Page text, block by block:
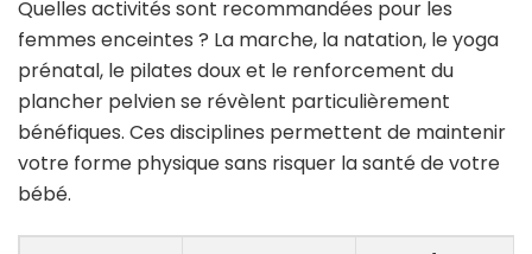
Quelles activités sont recommandées pour les
femmes enceintes ? La marche, la natation, le yoga
prénatal, le pilates doux et le renforcement du
plancher pelvien se révèlent particulièrement
bénéfiques. Ces disciplines permettent de maintenir
votre forme physique sans risquer la santé de votre
bébé.